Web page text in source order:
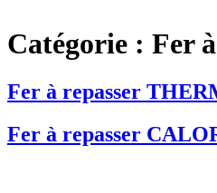
Catégorie : Fer
Fer à repasser
Fer à repasser